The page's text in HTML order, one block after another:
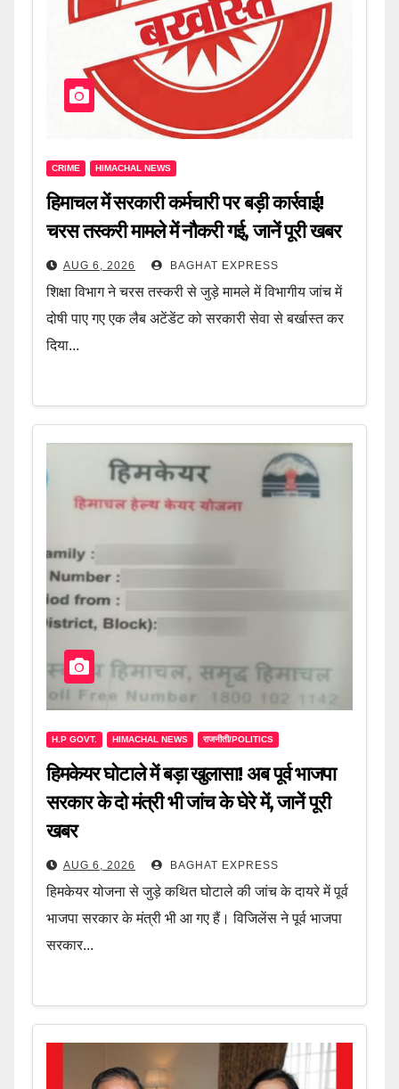
CRIME HIMACHAL NEWS
हिमाचल में सरकारी कर्मचारी पर बड़ी कार्रवाई!
चरस तस्करी मामले में नौकरी गई, जानें पूरी खबर
AUG 6, 2026 BAGHAT EXPRESS
शिक्षा विभाग ने चरस तस्करी से जुड़े मामले में विभागीय जांच में
दोषी पाए गए एक लैब अटेंडेंट को सरकारी सेवा से बर्खास्त कर
दिया...
H.P GOVT. HIMACHAL NEWS राजनीती/POLITICS
हिमकेयर घोटाले में बड़ा खुलासा! अब पूर्व भाजपा
सरकार के दो मंत्री भी जांच के घेरे में, जानें पूरी
खबर
AUG 6, 2026 BAGHAT EXPRESS
हिमकेयर योजना से जुड़े कथित घोटाले की जांच के दायरे में पूर्व
भाजपा सरकार के मंत्री भी आ गए हैं। विजिलेंस ने पूर्व भाजपा
सरकार...